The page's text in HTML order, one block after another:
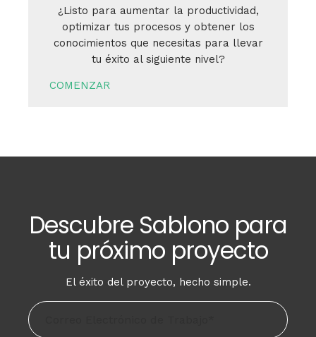
¿Listo para aumentar la productividad,
optimizar tus procesos y obtener los
conocimientos que necesitas para llevar
tu éxito al siguiente nivel?
COMENZAR
Descubre Sablono para
tu próximo proyecto
El éxito del proyecto, hecho simple.